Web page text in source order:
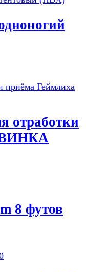
отработки
8 футов